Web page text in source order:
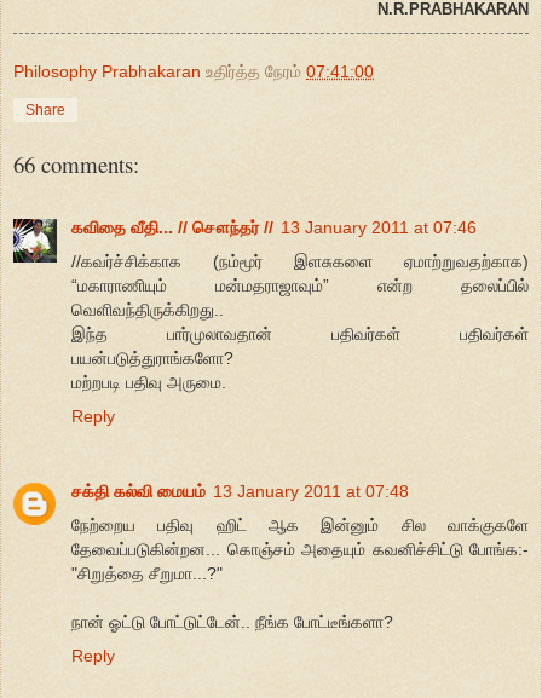
N.R.PRABHAKARAN
Philosophy Prabhakaran உதிர்த்த நேரம் 07:41:00
Share
66 comments:
கவிதை வீதி... // சௌந்தர் // 13 January 2011 at 07:46
//கவர்ச்சிக்காக (நம்மூர் இளசுகளை ஏமாற்றுவதற்காக)
“மகாராணியும் மன்மதராஜாவும்” என்ற தலைப்பில்
வெளிவந்திருக்கிறது..
இந்த பார்முலாவதான் பதிவர்கள் பதிவர்கள்
பயன்படுத்துராங்களோ?
மற்றபடி பதிவு அருமை.
Reply
சக்தி கல்வி மையம் 13 January 2011 at 07:48
நேற்றைய பதிவு ஹிட் ஆக இன்னும் சில வாக்குகளே
தேவைப்படுகின்றன... கொஞ்சம் அதையும் கவனிச்சிட்டு போங்க:-
"சிறுத்தை சீறுமா...?"
நான் ஓட்டு போட்டுட்டேன்.. நீங்க போட்டீங்களா?
Reply